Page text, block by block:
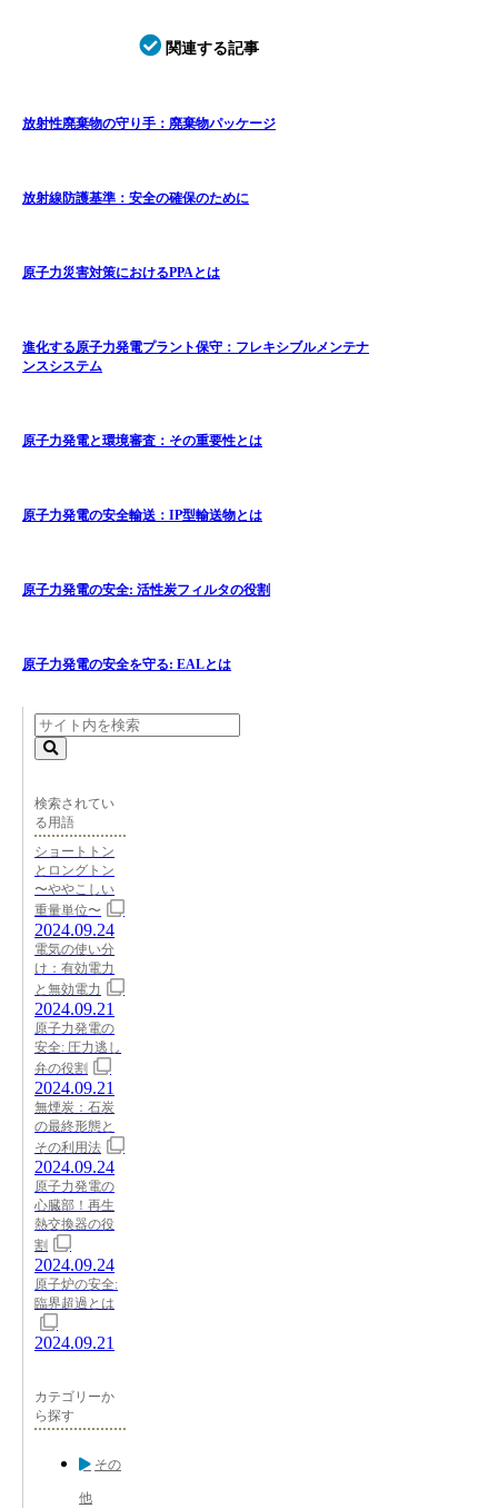
関連する記事
放射性廃棄物の守り手：廃棄物パッケージ
放射線防護基準：安全の確保のために
原子力災害対策におけるPPAとは
進化する原子力発電プラント保守：フレキシブルメンテナ
ンスシステム
原子力発電と環境審査：その重要性とは
原子力発電の安全輸送：IP型輸送物とは
原子力発電の安全: 活性炭フィルタの役割
原子力発電の安全を守る: EALとは
検索されてい
る用語
ショートトン
とロングトン
〜ややこしい
重量単位〜
2024.09.24
電気の使い分
け：有効電力
と無効電力
2024.09.21
原子力発電の
安全: 圧力逃し
弁の役割
2024.09.21
無煙炭：石炭
の最終形態と
その利用法
2024.09.24
原子力発電の
心臓部！再生
熱交換器の役
割
2024.09.24
原子炉の安全:
臨界超過とは
2024.09.21
カテゴリーか
ら探す
その
他